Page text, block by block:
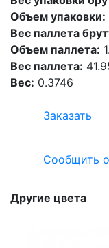
Объем упаковки:
Вес паллета
Объем паллета:
Вес паллета:
Вес: 0.3746
Заказать
Сообщить
Другие цвета